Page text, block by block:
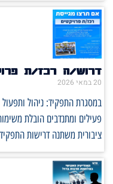
דרוש/ה רכז/ת
20 במאי 2026
במסגרת התפקיד: ניהול
פעילים ומתנדבים הובלת
ציבורית משתנה דרישות